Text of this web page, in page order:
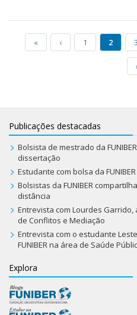
« ‹ 1 2 3
Publicações destacadas
Bolsista de mestrado da
dissertação
Estudante com bolsa da
Bolsistas da FUNIBER
distância
Entrevista com Lourdes
de Conflitos e Mediação
Entrevista com o estudante
FUNIBER na área de Saúde
Explora